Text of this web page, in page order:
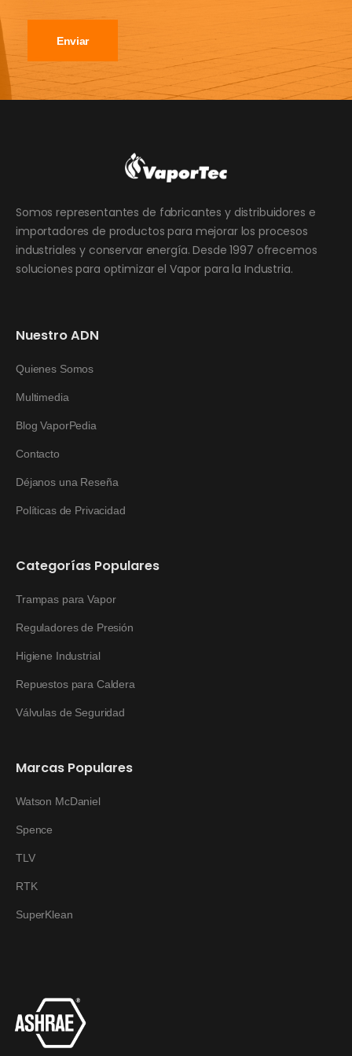
Enviar
Somos representantes de fabricantes y distribuidores e
importadores de productos para mejorar los procesos
industriales y conservar energía. Desde 1997 ofrecemos
soluciones para optimizar el Vapor para la Industria.
Nuestro ADN
Quienes Somos
Multimedia
Blog VaporPedia
Contacto
Déjanos una Reseña
Políticas de Privacidad
Categorías Populares
Trampas para Vapor
Reguladores de Presión
Higiene Industrial
Repuestos para Caldera
Válvulas de Seguridad
Marcas Populares
Watson McDaniel
Spence
TLV
RTK
SuperKlean